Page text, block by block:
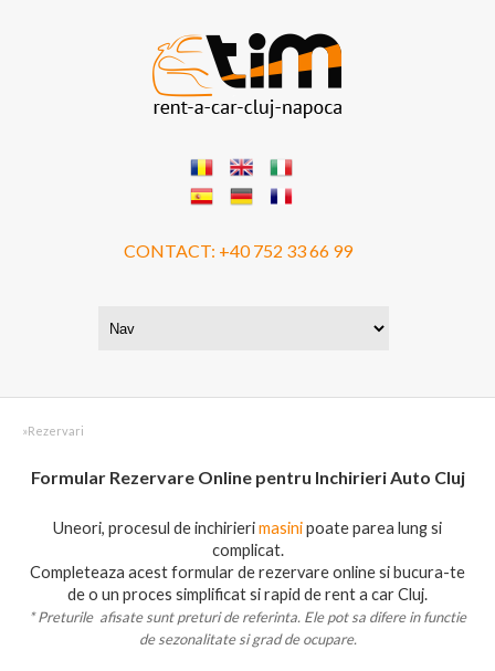
CONTACT: +40 752 33 66 99
»Rezervari
Formular Rezervare Online pentru Inchirieri Auto Cluj
Uneori, procesul de inchirierimasinipoate parea lung si
complicat.
Completeaza acest formular de rezervare online si bucura-te
de o un proces simplificat si rapid de rent a car Cluj.
* Preturile afisate sunt preturi de referinta. Ele pot sa difere in functie
de sezonalitate si grad de ocupare.